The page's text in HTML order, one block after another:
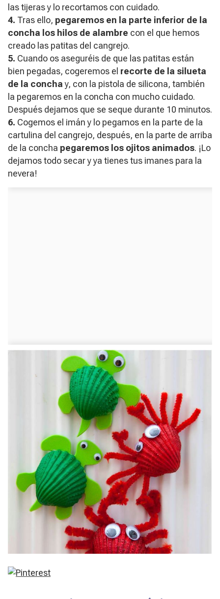
las tijeras y lo recortamos con cuidado.
4. Tras ello, pegaremos en la parte inferior de la
concha los hilos de alambre con el que hemos
creado las patitas del cangrejo.
5. Cuando os aseguréis de que las patitas están
bien pegadas, cogeremos el recorte de la silueta
de la conchay, con la pistola de silicona, también
la pegaremos en la concha con mucho cuidado.
Después dejamos que se seque durante 10 minutos.
6. Cogemos el imán y lo pegamos en la parte de la
cartulina del cangrejo, después, en la parte de arriba
de la concha pegaremos los ojitos animados. ¡Lo
dejamos todo secar y ya tienes tus imanes para la
nevera!